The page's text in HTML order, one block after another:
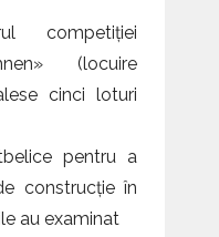
competiției
(locuire
cinci loturi
pentru a
construcție în
au examinat